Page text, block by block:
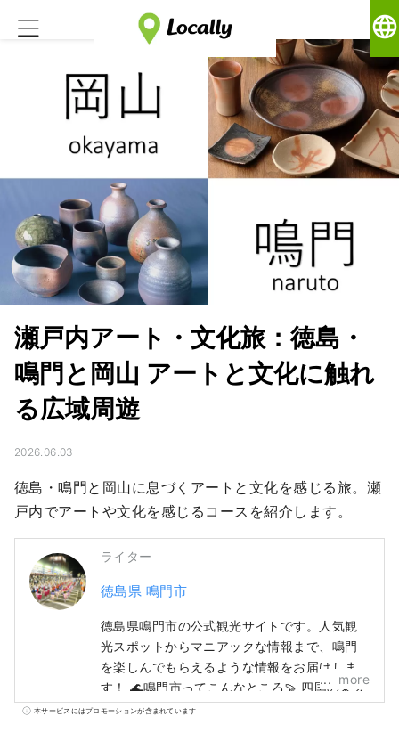
language
瀬戸内アート・文化旅：徳島・
鳴門と岡山 アートと文化に触れ
る広域周遊
2026.06.03
徳島・鳴門と岡山に息づくアートと文化を感じる旅。瀬
戸内でアートや文化を感じるコースを紹介します。
ライター
徳島県 鳴門市
徳島県鳴門市の公式観光サイトです。人気観
光スポットからマニアックな情報まで、鳴門
を楽しんでもらえるような情報をお届けしま
す！ 🌊鳴門市ってこんなところ🍠 四国の東玄
関。大鳴門橋＆明石海峡大橋で関西圏🚙と繋
more
本サービスにはプロモーションが含まれています